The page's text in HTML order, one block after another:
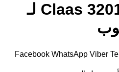
عجلة تحمل Claas 32012X لـ
Facebook WhatsApp Viber